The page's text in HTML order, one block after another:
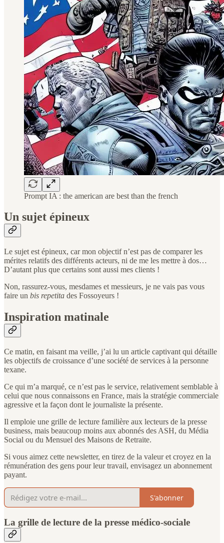
Prompt IA : the american are best than the french
Un sujet épineux
Le sujet est épineux, car mon objectif n’est pas de comparer les
mérites relatifs des différents acteurs, ni de me les mettre à dos…
D’autant plus que certains sont aussi mes clients !
Non, rassurez-vous, mesdames et messieurs, je ne vais pas vous
faire un bis repetita des Fossoyeurs !
Inspiration matinale
Ce matin, en faisant ma veille, j’ai lu un article captivant qui détaille
les objectifs de croissance d’une société de services à la personne
texane.
Ce qui m’a marqué, ce n’est pas le service, relativement semblable à
celui que nous connaissons en France, mais la stratégie commerciale
agressive et la façon dont le journaliste la présente.
Il emploie une grille de lecture familière aux lecteurs de la presse
business, mais beaucoup moins aux abonnés des ASH, du Média
Social ou du Mensuel des Maisons de Retraite.
Si vous aimez cette newsletter, en tirez de la valeur et croyez en la
rémunération des gens pour leur travail, envisagez un abonnement
payant.
S'abonner
La grille de lecture de la presse médico-sociale